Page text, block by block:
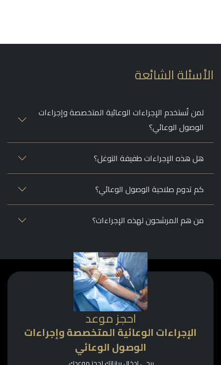
الشائعة
لمن تُستخدم الإجراءات الوعائية المتخصصة وإجراءات
الوصول الوعائي؟
هل هذه الإجراءات طفيفة التوغل؟
كم تدوم صلاحية الوصول الوعائي؟
من هم المرشحون لهذه الإجراءات؟
احجز موعد
الإجراءات الوعائية المتخصصة وإجراءات
الوصول الوعائي